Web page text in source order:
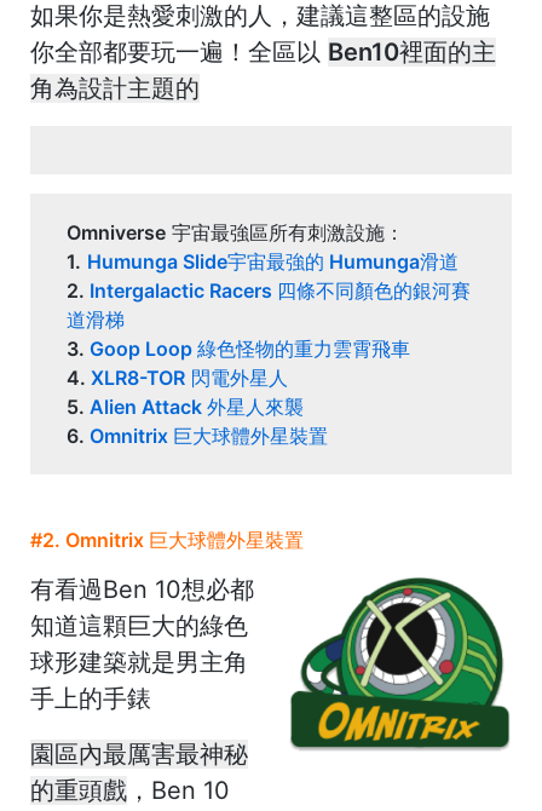
如果你是熱愛刺激的人，建議這整區的設施
你全部都要玩一遍！全區以 Ben10裡面的主
角為設計主題的
Omniverse 宇宙最強區所有刺激設施：
1. Humunga Slide宇宙最強的 Humunga滑道
2. Intergalactic Racers 四條不同顏色的銀河賽
道滑梯
3. Goop Loop 綠色怪物的重力雲霄飛車
4. XLR8-TOR 閃電外星人
5. Alien Attack 外星人來襲
6. Omnitrix 巨大球體外星裝置
#2. Omnitrix 巨大球體外星裝置
有看過Ben 10想必都
知道這顆巨大的綠色
球形建築就是男主角
手上的手錶
園區內最厲害最神秘
的重頭戲 ，Ben 10